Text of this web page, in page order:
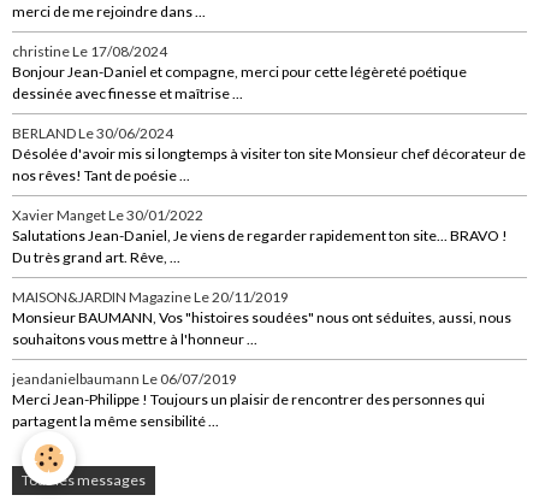
merci de me rejoindre dans ...
christineLe 17/08/2024
Bonjour Jean-Daniel et compagne, merci pour cette légèreté poétique
dessinée avec finesse et maîtrise ...
BERLANDLe 30/06/2024
Désolée d'avoir mis si longtemps à visiter ton site Monsieur chef décorateur de
nos rêves! Tant de poésie ...
Xavier MangetLe 30/01/2022
Salutations Jean-Daniel, Je viens de regarder rapidement ton site... BRAVO !
Du très grand art. Rêve, ...
MAISON&JARDIN MagazineLe 20/11/2019
Monsieur BAUMANN, Vos "histoires soudées" nous ont séduites, aussi, nous
souhaitons vous mettre à l'honneur ...
jeandanielbaumann Le 06/07/2019
Merci Jean-Philippe ! Toujours un plaisir de rencontrer des personnes qui
partagent la même sensibilité ...
Tous les messages